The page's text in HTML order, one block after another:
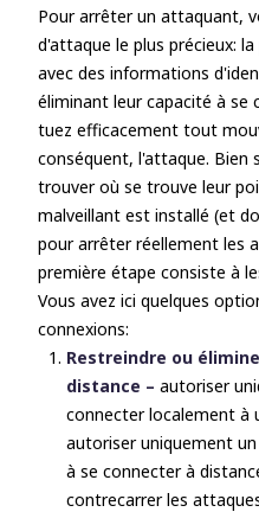
Pour arrêter un attaquant,
d'attaque le plus précieux:
avec des informations
éliminant leur capacité à se
tuez efficacement tout
conséquent, l'attaque. Bien
trouver où se trouve leur
malveillant est installé (et
pour arrêter réellement les
première étape consiste à
Vous avez ici quelques
connexions:
Restreindre ou
distance – autoriser
connecter localement à
autoriser uniquement
à se connecter à
contrecarrer les